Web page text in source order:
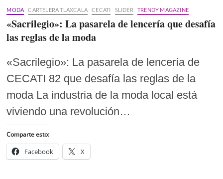
MODA CARTELERA TLAXCALA CECATI SLIDER TRENDY MAGAZINE
«Sacrilegio»: La pasarela de lencería que desafía
las reglas de la moda
«Sacrilegio»: La pasarela de lencería de
CECATI 82 que desafía las reglas de la
moda La industria de la moda local está
viviendo una revolución…
Comparte esto:
Facebook X